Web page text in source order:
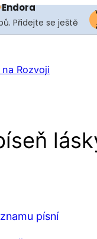
Endora
Přidejte se ještě
Rozvoji
písní